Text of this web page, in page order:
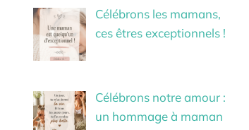
Célébrons les mamans,
ces êtres exceptionnels !
Célébrons notre amour :
un hommage à maman